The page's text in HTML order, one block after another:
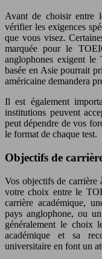
Avant de choisir
vérifier les exigences
que vous visez.
marquée pour le
anglophones exigent
basée en Asie pourrait
américaine demandera
Il est également
institutions peuvent
peut dépendre de vos
le format de chaque test.
Objectifs de
Vos objectifs de carrière
votre choix entre le
carrière académique,
pays anglophone, ou
généralement le choix
académique et sa
universitaire en font un